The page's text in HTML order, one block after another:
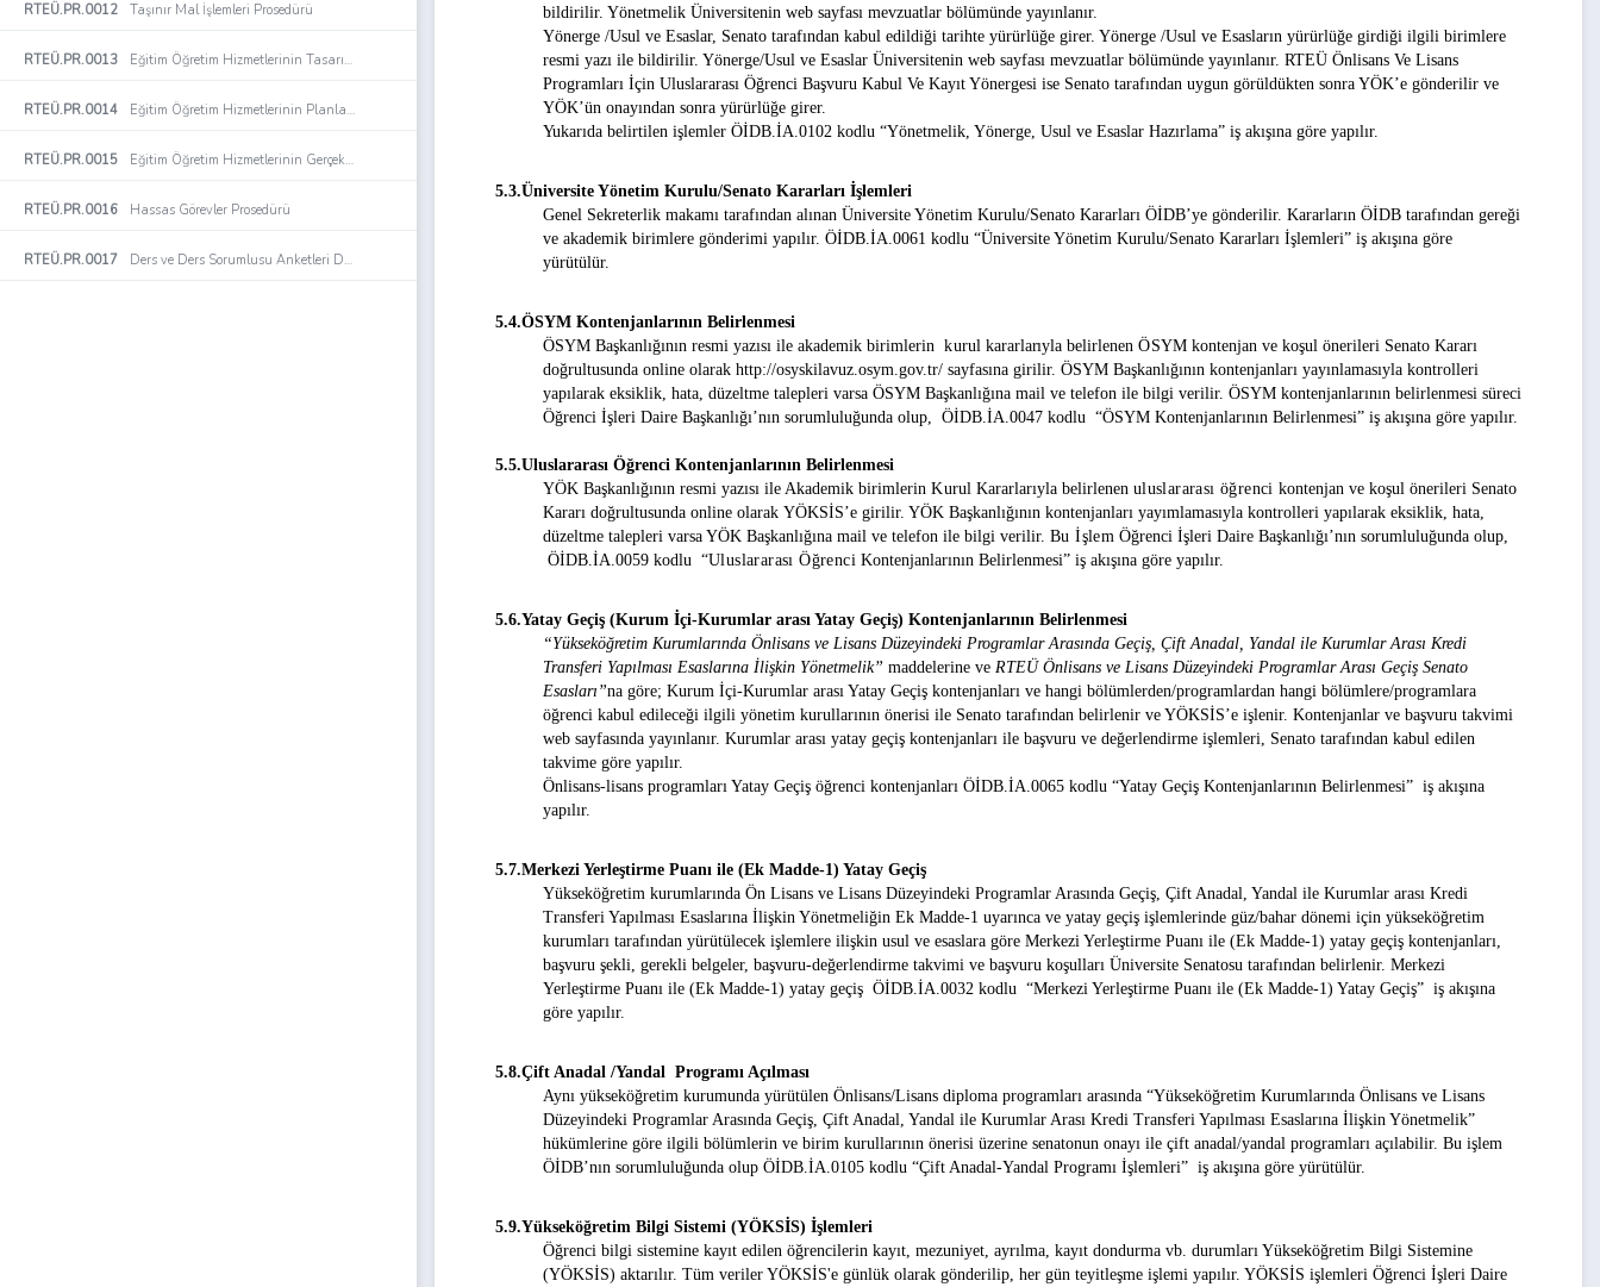
RTEÜ.PR.0012 Taşınır Mal İşlemleri Prosedürü
RTEÜ.PR.0013 Eğitim Öğretim Hizmetlerinin Tasarımı ve Geliştirilmesi Prosedürü
RTEÜ.PR.0014 Eğitim Öğretim Hizmetlerinin Planlanması Prosedürü
RTEÜ.PR.0015 Eğitim Öğretim Hizmetlerinin Gerçekleştirilmesi Prosedürü
RTEÜ.PR.0016 Hassas Görevler Prosedürü
RTEÜ.PR.0017 Ders ve Ders Sorumlusu Anketleri Değerlendirme Prosedürü
bildirilir. Yönetmelik Üniversitenin web sayfası mevzuatlar bölümünde yayınlanır.
Yönerge /Usul ve Esaslar, Senato tarafından kabul edildiği tarihte yürürlüğe girer. Yönerge /Usul ve Esasların yürürlüğe girdiği ilgili birimlere
resmi yazı ile bildirilir. Yönerge/Usul ve Esaslar Üniversitenin web sayfası mevzuatlar bölümünde yayınlanır. RTEÜ Önlisans Ve Lisans
Programları İçin Uluslararası Öğrenci Başvuru Kabul Ve Kayıt Yönergesi ise Senato tarafından uygun görüldükten sonra YÖK’e gönderilir ve
YÖK’ün onayından sonra yürürlüğe girer.
Yukarıda belirtilen işlemler ÖİDB.İA.0102 kodlu “Yönetmelik, Yönerge, Usul ve Esaslar Hazırlama” iş akışına göre yapılır.
5.3.Üniversite Yönetim Kurulu/Senato Kararları İşlemleri
Genel Sekreterlik makamı tarafından alınan Üniversite Yönetim Kurulu/Senato Kararları ÖİDB’ye gönderilir. Kararların ÖİDB tarafından gereği
ve akademik birimlere gönderimi yapılır. ÖİDB.İA.0061 kodlu “Üniversite Yönetim Kurulu/Senato Kararları İşlemleri” iş akışına göre
yürütülür.
5.4.ÖSYM Kontenjanlarının Belirlenmesi
ÖSYM Başkanlığının resmi yazısı ile akademikbirimlerin kurul kararlarıyla belirlenenÖSYM kontenjan ve koşulönerileri Senato Kararı
doğrultusunda onlineolarakhttp://osyskilavuz.osym.gov.tr/ sayfasına girilir. ÖSYM Başkanlığının kontenjanları yayınlamasıyla kontrolleri
yapılarak eksiklik, hata, düzeltme talepleri varsa ÖSYM Başkanlığına mail ve telefon ile bilgi verilir. ÖSYM kontenjanlarının belirlenmesi süreci
Öğrenci İşleri Daire Başkanlığı’nın sorumluluğunda olup, ÖİDB.İA.0047 kodlu “ÖSYM Kontenjanlarının Belirlenmesi” iş akışına göre yapılır.
5.5.Uluslararası Öğrenci Kontenjanlarının Belirlenmesi
YÖK Başkanlığının resmi yazısı ile Akademikbirimlerin Kurul Kararlarıyla belirlenen uluslararası öğrenci kontenjan ve koşulönerileri Senato
Kararı doğrultusunda onlineolarakYÖKSİS’e girilir. YÖK Başkanlığının kontenjanları yayımlamasıyla kontrolleri yapılarak eksiklik, hata,
düzeltme talepleri varsa YÖK Başkanlığına mail ve telefon ile bilgi verilir. Bu İşlem Öğrenci İşleri Daire Başkanlığı’nın sorumluluğunda olup,
ÖİDB.İA.0059 kodlu “Uluslararası Öğrenci Kontenjanlarının Belirlenmesi” iş akışına göre yapılır.
5.6.Yatay Geçiş (Kurum İçi-Kurumlar arası Yatay Geçiş) Kontenjanlarının Belirlenmesi
“Yükseköğretim Kurumlarında Önlisans ve Lisans Düzeyindeki Programlar Arasında Geçiş, Çift Anadal, Yandal ile Kurumlar Arası Kredi
Transferi Yapılması Esaslarına İlişkin Yönetmelik” maddelerine ve RTEÜ Önlisans ve Lisans Düzeyindeki Programlar Arası Geçiş Senato
Esasları”na göre; Kurum İçi-Kurumlar arası Yatay Geçiş kontenjanları ve hangi bölümlerden/programlardan hangi bölümlere/programlara
öğrenci kabul edileceği ilgili yönetim kurullarının önerisi ile Senato tarafından belirlenir ve YÖKSİS’e işlenir. Kontenjanlar ve başvuru takvimi
web sayfasında yayınlanır. Kurumlar arası yatay geçiş kontenjanları ile başvuru ve değerlendirme işlemleri, Senato tarafından kabul edilen
takvime göre yapılır.
Önlisans-lisans programları Yatay Geçiş öğrenci kontenjanları ÖİDB.İA.0065 kodlu “Yatay Geçiş Kontenjanlarının Belirlenmesi” iş akışına
yapılır.
5.7.Merkezi Yerleştirme Puanı ile (Ek Madde-1) Yatay Geçiş
Yükseköğretim kurumlarında Ön Lisans ve Lisans Düzeyindeki Programlar Arasında Geçiş, Çift Anadal, Yandal ile Kurumlar arası Kredi
Transferi Yapılması Esaslarına İlişkin Yönetmeliğin Ek Madde-1 uyarınca ve yatay geçiş işlemlerinde güz/bahar dönemi için yükseköğretim
kurumları tarafından yürütülecek işlemlere ilişkin usul ve esaslara göre Merkezi Yerleştirme Puanı ile (Ek Madde-1) yatay geçiş kontenjanları,
başvuru şekli, gerekli belgeler, başvuru-değerlendirme takvimi ve başvuru koşulları Üniversite Senatosu tarafından belirlenir. Merkezi
Yerleştirme Puanı ile (Ek Madde-1) yatay geçiş ÖİDB.İA.0032 kodlu “Merkezi Yerleştirme Puanı ile (Ek Madde-1) Yatay Geçiş” iş akışına
göre yapılır.
5.8.Çift Anadal /Yandal Programı Açılması
Aynı yükseköğretim kurumunda yürütülen Önlisans/Lisans diploma programları arasında “Yükseköğretim Kurumlarında Önlisans ve Lisans
Düzeyindeki Programlar Arasında Geçiş, Çift Anadal, Yandal ile Kurumlar Arası Kredi Transferi Yapılması Esaslarına İlişkin Yönetmelik”
hükümlerine göre ilgili bölümlerin ve birim kurullarının önerisi üzerine senatonun onayı ile çift anadal/yandal programları açılabilir. Bu işlem
ÖİDB’nın sorumluluğunda olup ÖİDB.İA.0105 kodlu “Çift Anadal-Yandal Programı İşlemleri” iş akışına göre yürütülür.
5.9.Yükseköğretim Bilgi Sistemi (YÖKSİS) İşlemleri
Öğrenci bilgi sistemine kayıt edilen öğrencilerin kayıt, mezuniyet, ayrılma, kayıt dondurma vb. durumları Yükseköğretim Bilgi Sistemine
(YÖKSİS) aktarılır. Tüm veriler YÖKSİS'e günlük olarak gönderilip, her gün teyitleşme işlemi yapılır. YÖKSİS işlemleri Öğrenci İşleri Daire